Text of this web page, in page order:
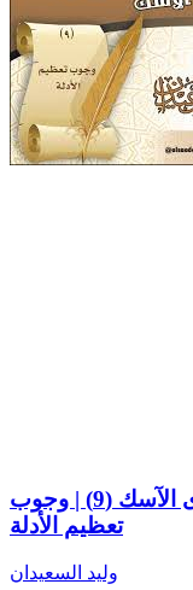
سلسلة الردود على شبهات وفتاوى الآسك (9) | وجوب
تعظيم الأدلة
وليد السعيدان